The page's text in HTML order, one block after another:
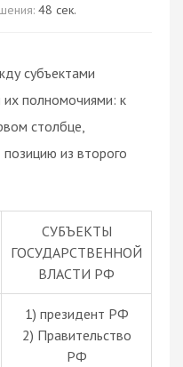
48 сек.
субъектами
их полномочиями: к
столбце,
из второго
СУБЪЕКТЫ
ГОСУДАРСТВЕННОЙ
ВЛАСТИ РФ
1) президент РФ
2) Правительство
РФ